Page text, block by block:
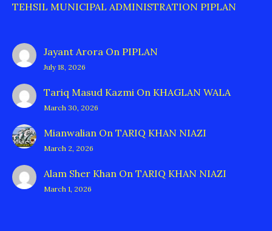
TEHSIL MUNICIPAL ADMINISTRATION PIPLAN
Jayant Arora On PIPLAN
July 18, 2026
Tariq Masud Kazmi On KHAGLAN WALA
March 30, 2026
Mianwalian On TARIQ KHAN NIAZI
March 2, 2026
Alam Sher Khan On TARIQ KHAN NIAZI
March 1, 2026